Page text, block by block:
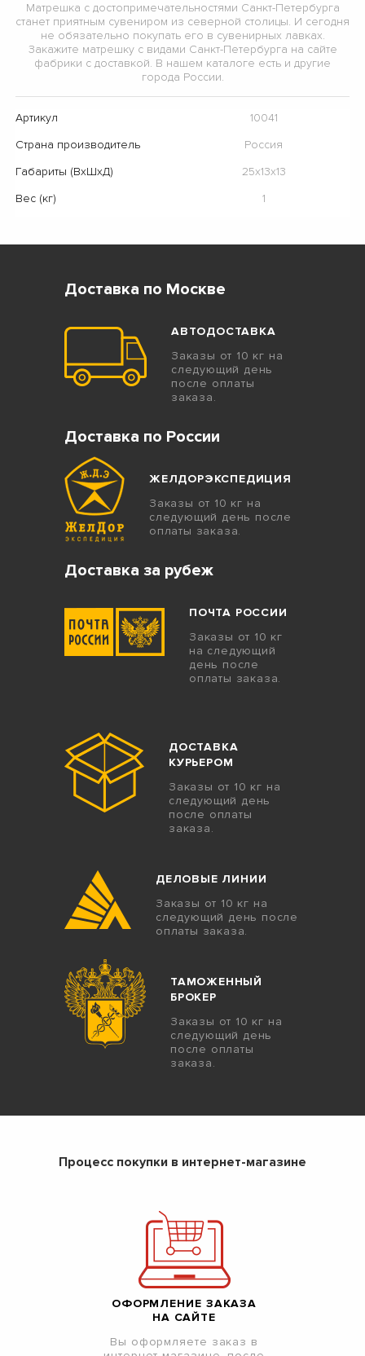
Матрешка с достопримечательностями Санкт-Петербурга
станет приятным сувениром из северной столицы. И сегодня
не обязательно покупать его в сувенирных лавках.
Закажите матрешку с видами Санкт-Петербурга на сайте
фабрики с доставкой. В нашем каталоге есть и другие
города России.
Артикул
10041
Страна производитель
Россия
Габариты (ВхШхД)
25х13х13
Вес (кг)
1
Доставка по Москве
АВТОДОСТАВКА
Заказы от 10 кг на
следующий день
после оплаты
заказа.
Доставка по России
ЖЕЛДОРЭКСПЕДИЦИЯ
Заказы от 10 кг на
следующий день после
оплаты заказа.
Доставка за рубеж
ПОЧТА РОССИИ
Заказы от 10 кг
на следующий
день после
оплаты заказа.
ДОСТАВКА
КУРЬЕРОМ
Заказы от 10 кг на
следующий день
после оплаты
заказа.
ДЕЛОВЫЕ ЛИНИИ
Заказы от 10 кг на
следующий день после
оплаты заказа.
ТАМОЖЕННЫЙ
БРОКЕР
Заказы от 10 кг на
следующий день
после оплаты
заказа.
Процесс покупки в интернет-магазине
ОФОРМЛЕНИЕ ЗАКАЗА
НА САЙТЕ
Вы оформляете заказ в